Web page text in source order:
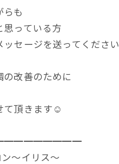
らも
思っている方
ッセージを送ってください
の改善のために
て頂きます☺️
〜イリス〜